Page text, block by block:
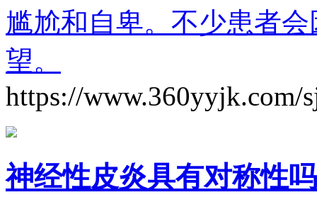
尴尬和自卑。不少患者
望。
https://www.360yyjk.com/
神经性皮炎具有对称性